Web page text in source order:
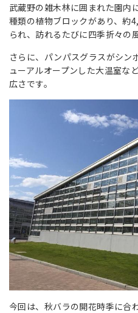
武蔵野の雑木林に囲まれた園内
種類の植物ブロックがあり、約
られ、訪れるたびに四季折々の
さらに、パンパスグラスがシン
ューアルオープンした大温室な
広さです。
今回は、秋バラの開花時季に合